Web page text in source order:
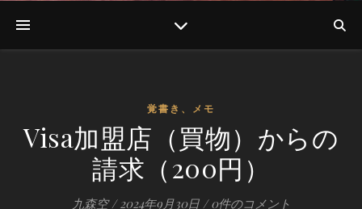
覚書き、メモ
Visa加盟店（買物）からの
請求（200円）
九森空 / 2024年9月30日 / 0件のコメント